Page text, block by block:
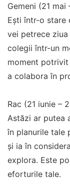
Gemeni (21 mai
Ești într-o stare
vei petrece
colegii într-un
moment
a colabora în
Rac (21 iunie –
Astăzi ar putea
în planurile tale
și ia în
explora. Este
eforturile tale.